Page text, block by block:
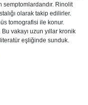
semptomlardandır. Rinolit
olarak takip edilirler.
tomografisi ile konur.
vakayı uzun yıllar kronik
eşliğinde sunduk.